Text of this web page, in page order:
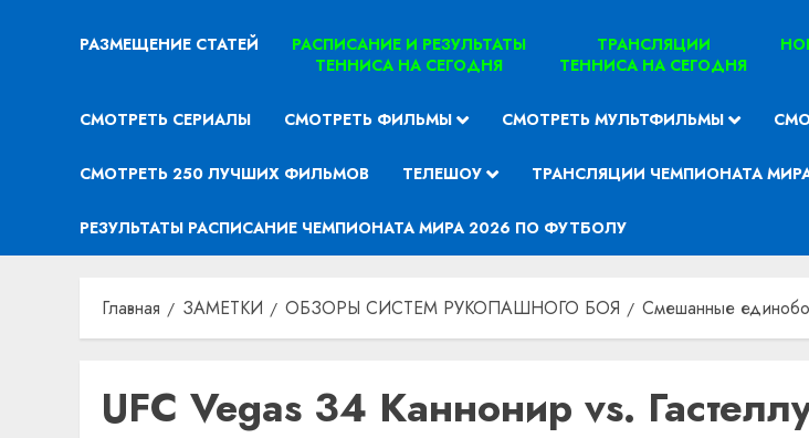
РАЗМЕЩЕНИЕ СТАТЕЙ
РАСПИСАНИЕ И РЕЗУЛЬТАТЫ
ТЕННИСА НА СЕГОДНЯ
ТРАНСЛЯЦИИ
ТЕННИСА НА СЕГОДНЯ
СМОТРЕТЬ СЕРИАЛЫ СМОТРЕТЬ ФИЛЬМЫ СМОТРЕТЬ МУЛЬТФИЛЬМЫ
СМОТРЕТЬ 250 ЛУЧШИХ ФИЛЬМОВ ТЕЛЕШОУ ТРАНСЛЯЦИИ ЧЕМПИОНАТА
РЕЗУЛЬТАТЫ РАСПИСАНИЕ ЧЕМПИОНАТА МИРА 2026 ПО ФУТБОЛУ
Главная ЗАМЕТКИ ОБЗОРЫ СИСТЕМ РУКОПАШНОГО БОЯ Смешанные
UFC Vegas 34 Каннонир vs.